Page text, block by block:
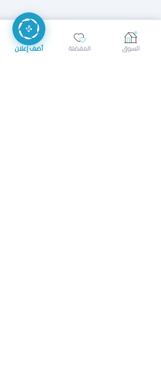
إرسال رسالة
أضف إعلان المفضلة السوق